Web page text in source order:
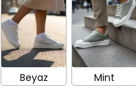
Beyaz Mint